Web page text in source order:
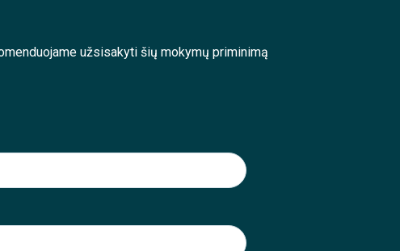
užsisakyti šių mokymų priminimą